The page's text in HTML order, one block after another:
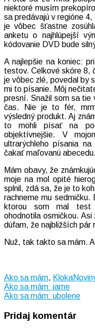
niektoré musím
sa predávajú v regióne
je vôbec šťastne
anketu o najhlúpejší
kódovanie DVD bude
A najlepšie na koniec:
testov. Celkové skóre 8,
je vôbec zlé, povedal by
mi to písanie. Môj
presní. Snažil som sa tie
čas. Nie je to fér,
výsledný produkt. Aj
to mohli písať na
objektívnejšie. V
ultrarýchleho písania
čakať maľovanú abecedu.
Mám obavy, že
moje na mol opité
splnil, zdá sa, že je to
rachneme mu
ktorou som mal test
ohodnotila osmičkou.
dúfam, že najbližších
Nuž, tak takto sa mám.
Ako sa mám,
Navigácia
v
článku
Ako sa mám: jarne
Ako sa mám: ubolene
Pridaj komentár